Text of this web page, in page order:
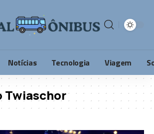
Notícias Tecnologia Viagem
Twiaschor